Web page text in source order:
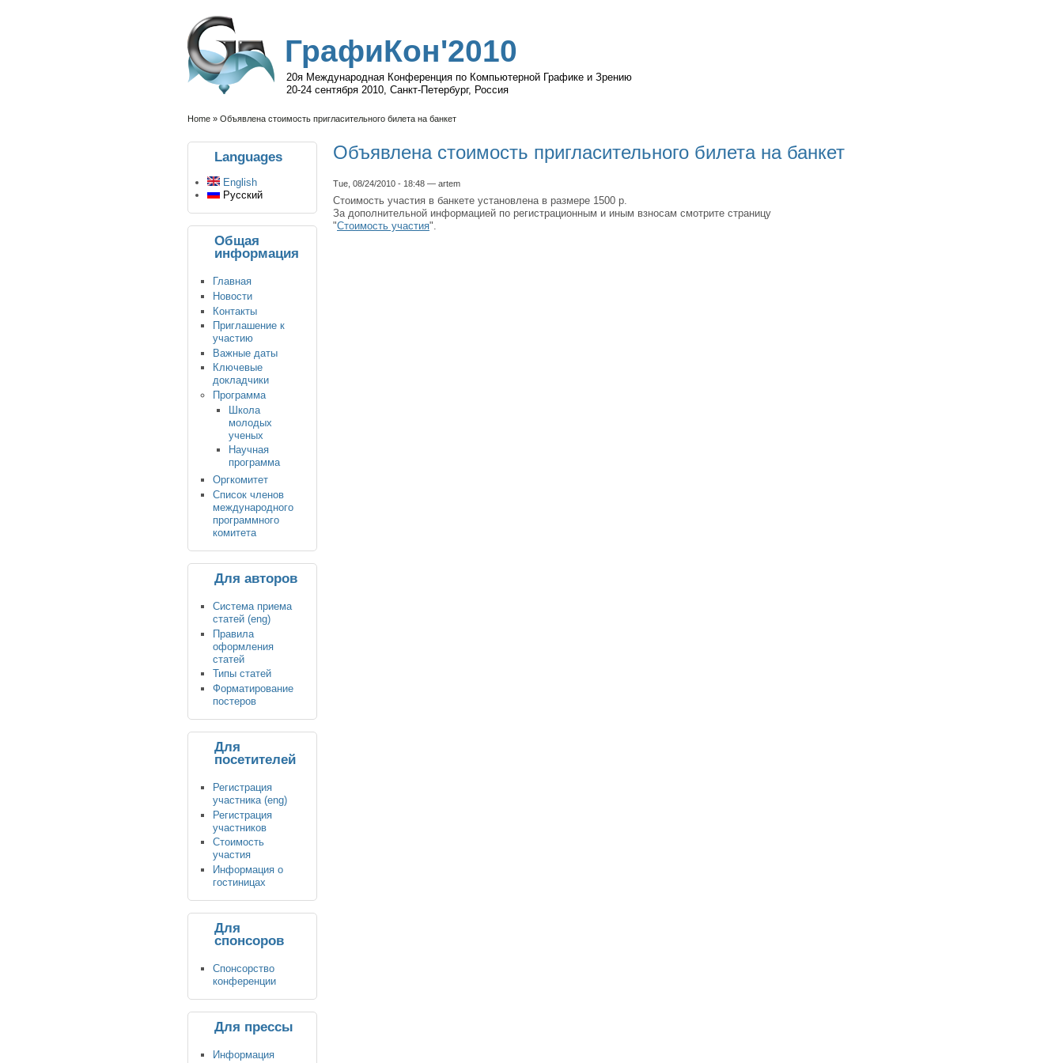
ГрафиКон'2010
20я Международная Конференция по Компьютерной Графике и Зрению
20-24 сентября 2010, Санкт-Петербург, Россия
Home » Объявлена стоимость пригласительного билета на банкет
Объявлена стоимость пригласительного билета на банкет
Tue, 08/24/2010 - 18:48 — artem
Стоимость участия в банкете установлена в размере 1500 р.
За дополнительной информацией по регистрационным и иным взносам смотрите страницу
"Стоимость участия".
Languages
English
Русский
Общая
информация
Главная
Новости
Контакты
Приглашение к
участию
Важные даты
Ключевые
докладчики
Программа
Школа
молодых
ученых
Научная
программа
Оргкомитет
Список членов
международного
программного
комитета
Для авторов
Система приема
статей (eng)
Правила
оформления
статей
Типы статей
Форматирование
постеров
Для
посетителей
Регистрация
участника (eng)
Регистрация
участников
Стоимость
участия
Информация о
гостиницах
Для
спонсоров
Спонсорство
конференции
Для прессы
Информация